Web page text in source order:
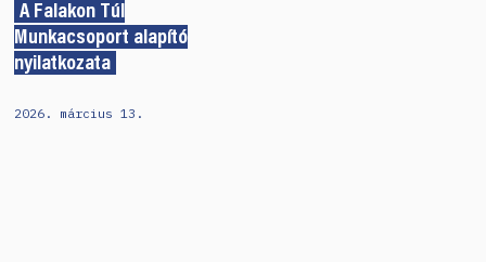
A Falakon Túl
Munkacsoport alapító
nyilatkozata
2026. március 13.